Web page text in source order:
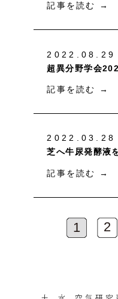
記事を読む →
2022.08.29
記事を読む →
2022.03.28
記事を読む →
1 2